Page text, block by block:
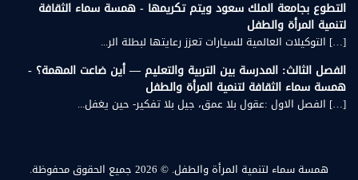
التطوع بجامعة الملك سعود ويتم تكريمها - همسة سماء الثقافة
لتنمية المرأة والطفل
[…] التوكيلات العالمية للسيارات تعزز رعايتها لبطلة الر...
الفصل الثالث: المدرسة بين التربية والتعليم — أين ضاعت المهمة؟ -
همسة سماء الثقافة لتنمية المرأة والطفل
[…] الفصل الاول :عقول بلا عمق، جيل بلا تفكير- حين يغفل...
همسة سماء لتنمية المرأة والطفل. © 2026 جميع الحقوق محفوظة.